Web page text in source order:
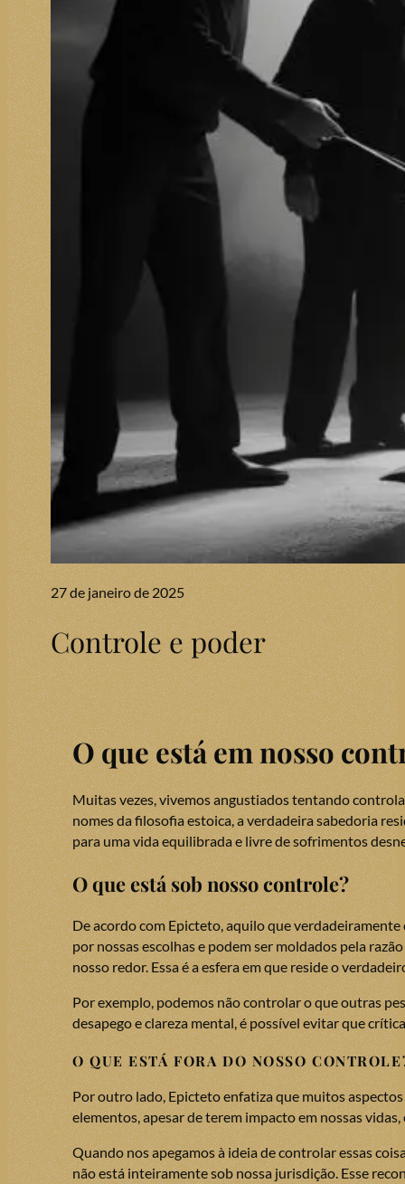
27 de janeiro de 2025
Controle e poder
O que está em nosso
Muitas vezes, vivemos angustiados tentando
nomes da filosofia estoica, a verdadeira sabedoria
para uma vida equilibrada e livre de sofrimentos
O que está sob nosso controle?
De acordo com Epicteto, aquilo que
por nossas escolhas e podem ser moldados pela
nosso redor. Essa é a esfera em que reside o
Por exemplo, podemos não controlar o que outras
desapego e clareza mental, é possível evitar que
O QUE ESTÁ FORA DO NOSSO
Por outro lado, Epicteto enfatiza que muitos aspectos
elementos, apesar de terem impacto em nossas
Quando nos apegamos à ideia de controlar essas
não está inteiramente sob nossa jurisdição. Esse